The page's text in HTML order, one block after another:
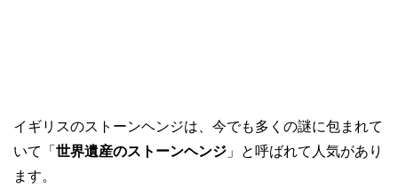
イギリスのストーンヘンジは、今でも多くの謎に包まれて
いて「 世界遺産のストーンヘンジ 」と呼ばれて人気があり
ます。